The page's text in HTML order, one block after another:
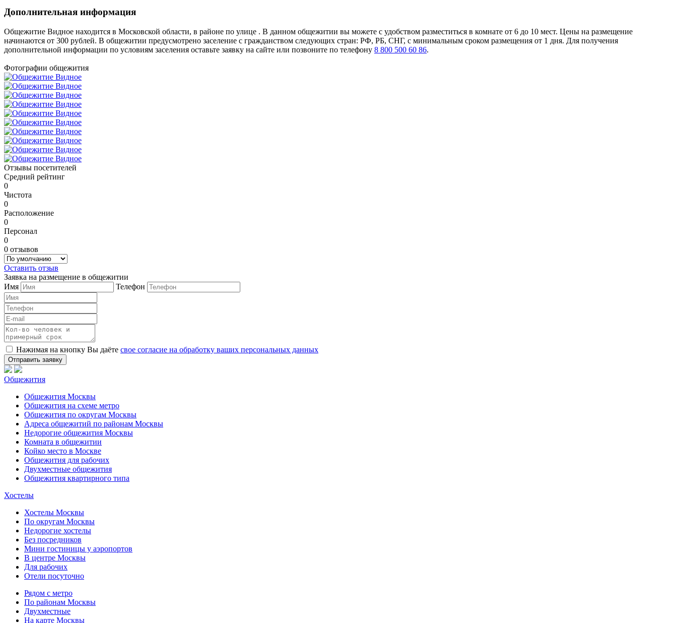
Дополнительная информация
Общежитие Видное находится в Московской области, в районе по улице . В данном общежитии вы можете с удобством разместиться в комнате от 6 до 10 мест. Цены на размещение
начинаются от 300 рублей. В общежитии предусмотрено заселение с гражданством следующих стран: РФ, РБ, СНГ, с минимальным сроком размещения от 1 дня. Для получения
дополнительной информации по условиям заселения оставьте заявку на сайте или позвоните по телефону 8 800 500 60 86.
Фотографии общежития
Отзывы посетителей
Средний рейтинг
0
Чистота
0
Расположение
0
Персонал
0
0 отзывов
Оставить отзыв
Заявка на размещение в общежитии
Имя
Телефон
Нажимая на кнопку Вы даёте свое согласие на обработку ваших персональных данных
Общежития
Общежития Москвы
Общежития на схеме метро
Общежития по округам Москвы
Адреса общежитий по районам Москвы
Недорогие общежития Москвы
Комната в общежитии
Койко место в Москве
Общежития для рабочих
Двухместные общежития
Общежития квартирного типа
Хостелы
Хостелы Москвы
По округам Москвы
Недорогие хостелы
Без посредников
Мини гостиницы у аэропортов
В центре Москвы
Для рабочих
Отели посуточно
Рядом с метро
По районам Москвы
Двухместные
На карте Москвы